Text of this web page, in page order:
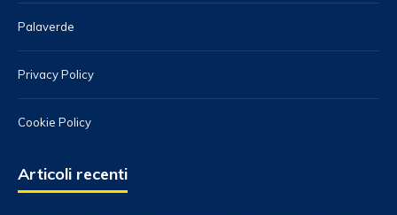
Palaverde
Privacy Policy
Cookie Policy
Articoli recenti